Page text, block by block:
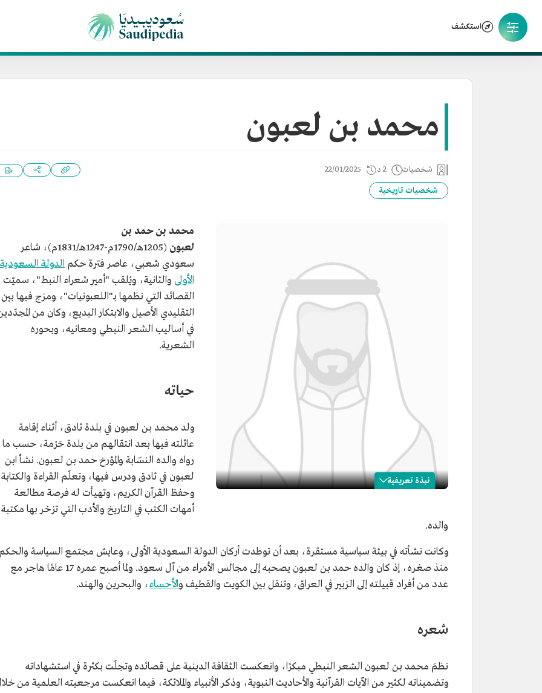
استكشف
محمد بن لعبون
شخصيات 2 د 22/01/2025
شخصيات تاريخية
نبذة تعريفية
الاسم
التصنيف
شاعر نبطي.
اللقب
أمير شعراء النبط.
تاريخ الميلاد
1790م.
محمد بن حمد بن
لعبون
(1205هـ/1790م-1247هـ/1831م)، شاعر
سعودي شعبي، عاصر فترة حكم الدولة السعودية
الأولى والثانية، ويُلقب "أمير شعراء النبط"، سميّت
القصائد التي نظمها بـ"اللعبونيات"، ومزج فيها بين
التقليدي الأصيل والابتكار البديع، وكان من
في أساليب الشعر النبطي ومعانيه، وبحوره
الشعرية.
حياته
ولد محمد بن لعبون في بلدة ثادق، أثناء إقامة
عائلته فيها بعد انتقالهم من بلدة حَرْمة، حسب ما
رواه والده النسّابة والمؤرخ حمد بن لعبون. نشأ ابن
لعبون في ثادق ودرس فيها، وتعلّم القراءة والكتابة
وحفظ القرآن الكريم، وتهيأت له فرصة مطالعة
أمهات الكتب في التاريخ والأدب التي تزخر بها مكتبة
والده.
وكانت نشأته في بيئة سياسية مستقرة، بعد أن توطدت أركان الدولة السعودية الأولى، وعايش مجتمع السياسة
منذ صغره، إذ كان والده حمد بن لعبون يصحبه إلى مجالس الأمراء من آل سعود. ولما أصبح عمره 17 عامًا هاجر مع
عدد من أفراد قبيلته إلى الزبير في العراق، وتنقل بين الكويت والقطيف والأحساء، والبحرين والهند.
شعره
نظمَ محمد بن لعبون الشعر النبطي مبكرًا، وانعكست الثقافة الدينية على قصائده وتجلّت بكثرة في استشهاداته
وتضميناته لكثير من الآيات القرآنية والأحاديث النبوية، وذكر الأنبياء والملائكة، فيما انعكست مرجعيته العلمية من